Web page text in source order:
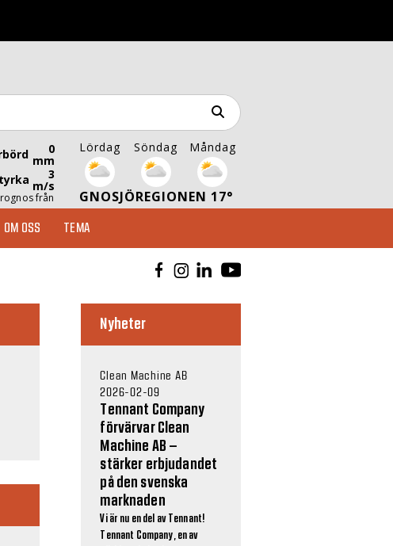
0
mm
3
m/s
från
Lördag Söndag Måndag
GNOSJÖREGIONEN 17°
OM OSS TEMA
Nyheter
Clean Machine AB
2026-02-09
Tennant Company
förvärvar Clean
Machine AB –
stärker erbjudandet
på den svenska
marknaden
Vi är nu en del av Tennant!
Tennant Company, en av